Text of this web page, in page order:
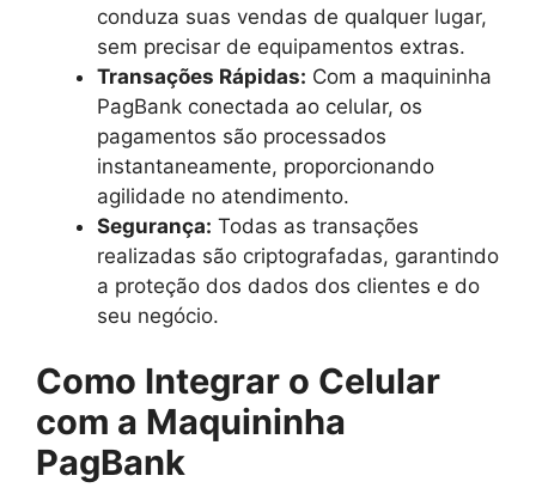
conduza suas vendas de qualquer lugar,
sem precisar de equipamentos extras.
Transações Rápidas: Com a maquininha
PagBank conectada ao celular, os
pagamentos são processados
instantaneamente, proporcionando
agilidade no atendimento.
Segurança: Todas as transações
realizadas são criptografadas, garantindo
a proteção dos dados dos clientes e do
seu negócio.
Como Integrar o Celular
com a Maquininha
PagBank